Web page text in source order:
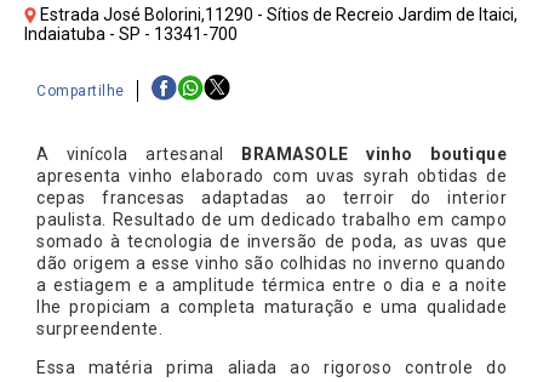
Estrada José Bolorini,11290 - Sítios de Recreio Jardim de Itaici,
Indaiatuba - SP - 13341-700
Compartilhe
A vinícola artesanal
BRAMASOLE vinho boutique
apresenta vinho elaborado com uvas syrah obtidas de
cepas francesas adaptadas ao terroir do interior
paulista. Resultado de um dedicado trabalho em campo
somado à tecnologia de inversão de poda, as uvas que
dão origem a esse vinho são colhidas no inverno quando
a estiagem e a amplitude térmica entre o dia e a noite
lhe propiciam a completa maturação e uma qualidade
surpreendente.
Essa matéria prima aliada ao rigoroso controle do